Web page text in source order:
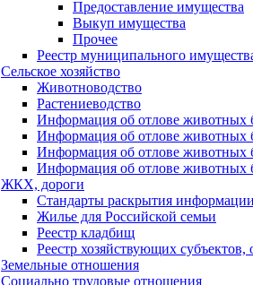
Предоставление имущества
Выкуп имущества
Прочее
Реестр муниципального
Сельское хозяйство
Животноводство
Растениеводство
Информация об отлове животных
Информация об отлове животных
Информация об отлове животных
Информация об отлове животных
ЖКХ, дороги
Стандарты раскрытия информации
Жилье для Российской семьи
Реестр кладбищ
Реестр хозяйствующих
Земельные отношения
Социально трудовые отношения